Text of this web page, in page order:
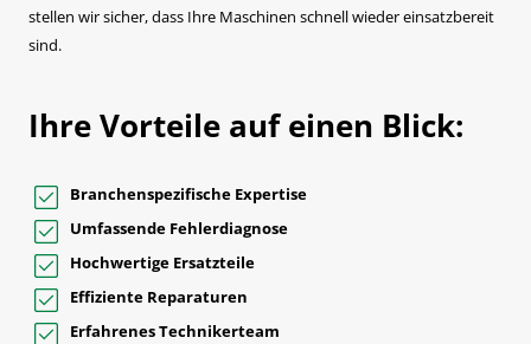
stellen wir sicher, dass Ihre Maschinen schnell wieder einsatzbereit
sind.
Ihre Vorteile auf einen Blick:
Branchenspezifische Expertise
Umfassende Fehlerdiagnose
Hochwertige Ersatzteile
Effiziente Reparaturen
Erfahrenes Technikerteam